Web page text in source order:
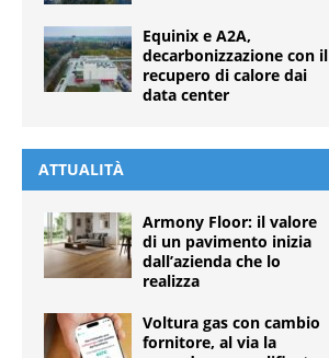
Equinix e A2A,
decarbonizzazione con il
recupero di calore dai
data center
ATTUALITÀ
Armony Floor: il valore
di un pavimento inizia
dall’azienda che lo
realizza
Voltura gas con cambio
fornitore, al via la